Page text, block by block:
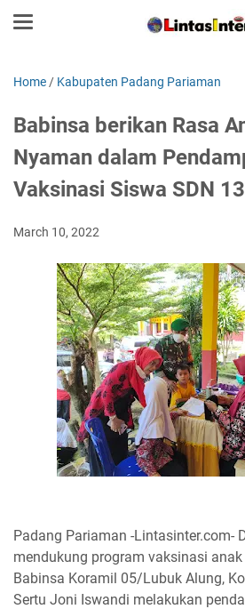
Home / Kabupaten Padang Pariaman
Babinsa berikan Rasa
Nyaman dalam
Vaksinasi Siswa SDN
March 10, 2022
Padang Pariaman -Lintasinter.com-
mendukung program vaksinasi
Babinsa Koramil 05/Lubuk Alung,
Sertu Joni Iswandi melakukan